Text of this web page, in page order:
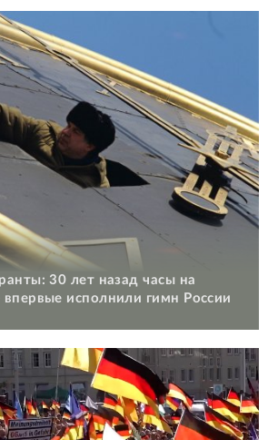
30 лет назад часы на
исполнили гимн России